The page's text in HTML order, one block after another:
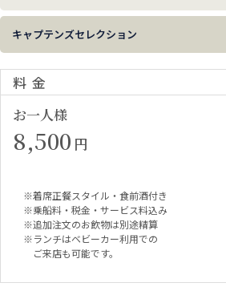
キャプテンズセレクション
料金
お一人様
8,500 円
※着席正餐スタイル・食前酒付き
※乗船料・税金・サービス料込み
※追加注文のお飲物は別途精算
※ランチはベビーカー利用での
ご来店も可能です。